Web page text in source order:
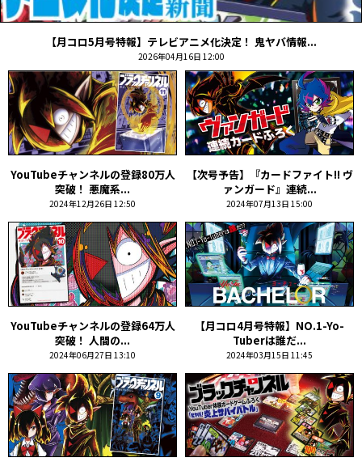
【月コロ5月号特報】テレビアニメ化決定！ 鬼ヤバ情報...
2026年04月16日 12:00
YouTubeチャンネルの登録80万人
突破！ 悪魔系...
2024年12月26日 12:50
【次号予告】『カードファイト!! ヴ
ァンガード』連続...
2024年07月13日 15:00
YouTubeチャンネルの登録64万人
突破！ 人間の...
2024年06月27日 13:10
【月コロ4月号特報】NO.1-Yo-
Tuberは誰だ...
2024年03月15日 11:45